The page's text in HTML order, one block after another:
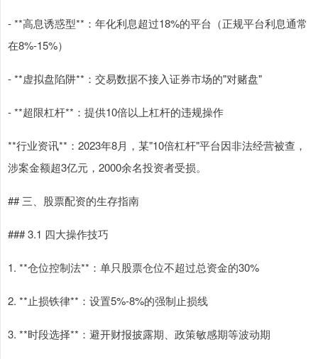
- **高息诱惑型**：年化利息超过18%的平台（正规平台利息通常
在8%-15%）
- **虚拟盘陷阱**：交易数据不接入证券市场的"对赌盘"
- **超限杠杆**：提供10倍以上杠杆的违规操作
**行业资讯**：2023年8月，某"10倍杠杆"平台因非法经营被查，
涉案金额超3亿元，2000余名投资者受损。
## 三、股票配资的生存指南
### 3.1 四大操作技巧
1. **仓位控制法**：单只股票仓位不超过总资金的30%
2. **止损铁律**：设置5%-8%的强制止损线
3. **时段选择**：避开财报披露期、政策敏感期等波动期